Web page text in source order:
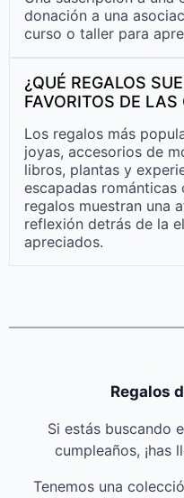
donación a una
curso o taller para
¿QUÉ REGALOS
FAVORITOS DE LAS
Los regalos más
joyas, accesorios de
libros, plantas y
escapadas románticas
regalos muestran una
reflexión detrás de la
apreciados.
Regalos
Si estás buscando
cumpleaños, ¡has
Tenemos una